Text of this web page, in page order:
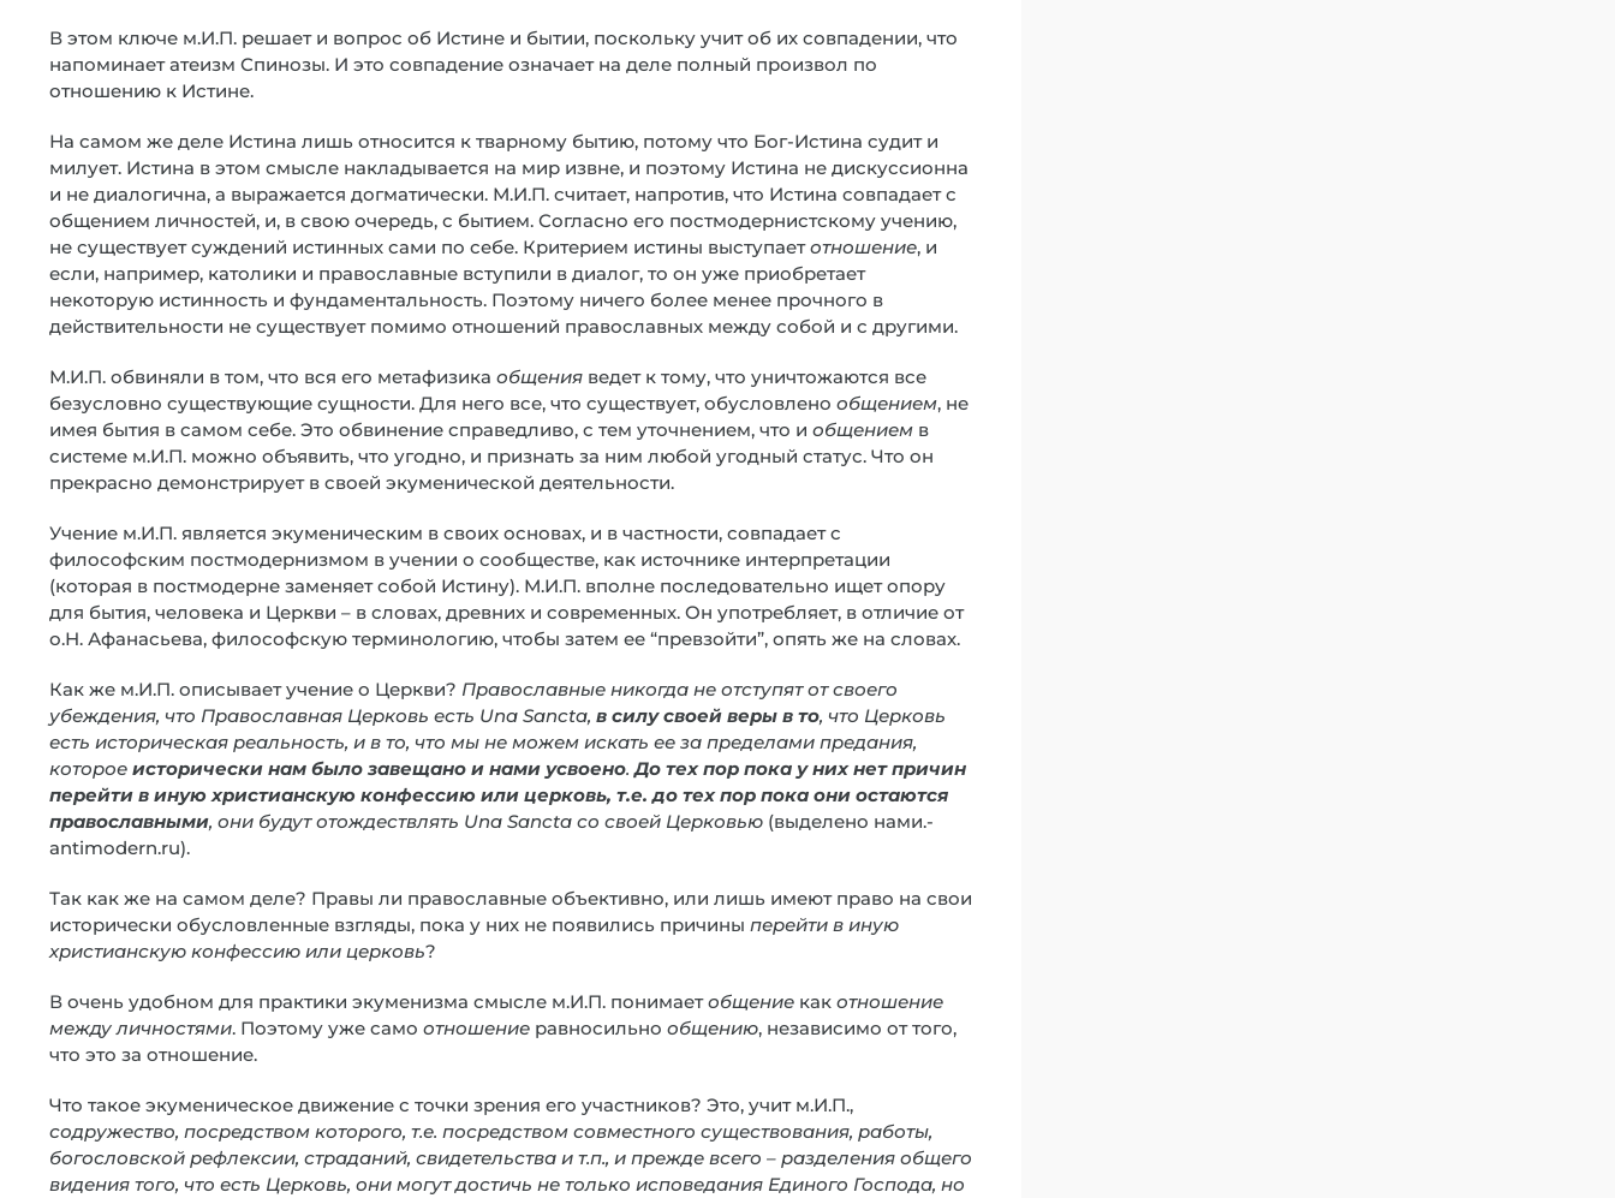
В этом ключе м.И.П. решает и вопрос об Истине и бытии, поскольку учит об их совпадении, что
напоминает атеизм Спинозы. И это совпадение означает на деле полный произвол по
отношению к Истине.
На самом же деле Истина лишь относится к тварному бытию, потому что Бог-Истина судит и
милует. Истина в этом смысле накладывается на мир извне, и поэтому Истина не дискуссионна
и не диалогична, а выражается догматически. М.И.П. считает, напротив, что Истина совпадает с
общением личностей, и, в свою очередь, с бытием. Согласно его постмодернистскому учению,
не существует суждений истинных сами по себе. Критерием истины выступаетотношение, и
если, например, католики и православные вступили в диалог, то он уже приобретает
некоторую истинность и фундаментальность. Поэтому ничего более менее прочного в
действительности не существует помимо отношений православных между собой и с другими.
М.И.П. обвиняли в том, что вся его метафизика общения ведет к тому, что уничтожаются все
безусловно существующие сущности. Для него все, что существует, обусловлено общением, не
имея бытия в самом себе. Это обвинение справедливо, с тем уточнением, что и общением в
системе м.И.П. можно объявить, что угодно, и признать за ним любой угодный статус. Что он
прекрасно демонстрирует в своей экуменической деятельности.
Учение м.И.П. является экуменическим в своих основах, и в частности, совпадает с
философским постмодернизмом в учении о сообществе, как источнике интерпретации
(которая в постмодерне заменяет собой Истину). М.И.П. вполне последовательно ищет опору
для бытия, человека и Церкви – в словах, древних и современных. Он употребляет, в отличие от
о.Н. Афанасьева, философскую терминологию, чтобы затем ее “превзойти”, опять же на словах.
Как же м.И.П. описывает учение о Церкви? Православные никогда не отступят от своего
убеждения, что Православная Церковь есть Una Sancta, в силу своей веры в то, что Церковь
есть историческая реальность, и в то, что мы не можем искать ее за пределами предания,
которое исторически нам было завещано и нами усвоено.До тех пор пока у них нет причин
перейти в иную христианскую конфессию или церковь, т.е. до тех пор пока они остаются
православными, они будут отождествлять Una Sancta со своей Церковью (выделено нами.-
antimodern.ru).
Так как же на самом деле? Правы ли православные объективно, или лишь имеют право на свои
исторически обусловленные взгляды, пока у них не появились причины перейти в иную
христианскую конфессию или церковь?
В очень удобном для практики экуменизма смысле м.И.П. понимаетобщение как отношение
между личностями. Поэтому уже само отношение равносильно общению, независимо от того,
что это за отношение.
Что такое экуменическое движение с точки зрения его участников? Это, учит м.И.П.,
содружество, посредством которого, т.е. посредством совместного существования, работы,
богословской рефлексии, страданий, свидетельства и т.п., и прежде всего – разделения общего
видения того, что есть Церковь, они могут достичь не только исповедания Единого Господа, но